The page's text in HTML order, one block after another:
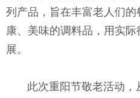
列产品，旨在丰富老人们
康、美味的调料品，用实
展。
此次重阳节敬老活动，